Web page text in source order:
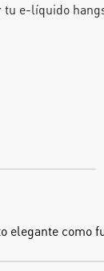
tu e-líquido
elegante como